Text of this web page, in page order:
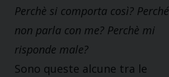
Perchè si comporta così? Perché
non parla con me? Perchè mi
risponde male?
Sono queste alcune tra le